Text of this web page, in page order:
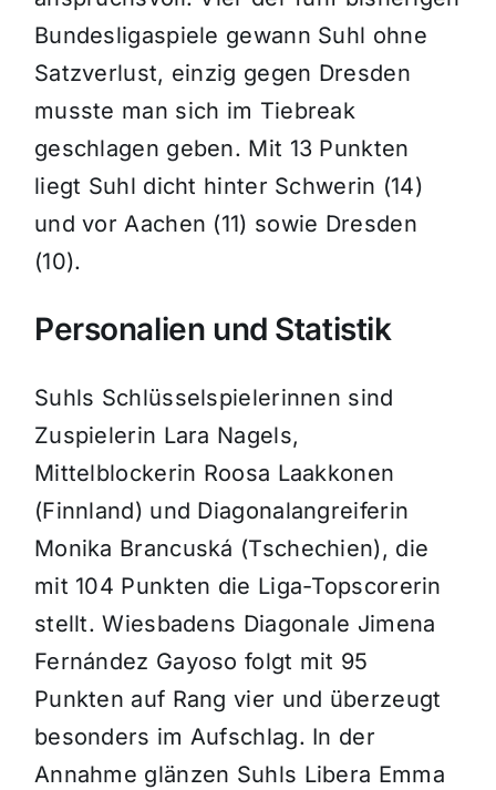
Bundesligaspiele gewann Suhl ohne
Satzverlust, einzig gegen Dresden
musste man sich im Tiebreak
geschlagen geben. Mit 13 Punkten
liegt Suhl dicht hinter Schwerin (14)
und vor Aachen (11) sowie Dresden
(10).
Personalien und Statistik
Suhls Schlüsselspielerinnen sind
Zuspielerin Lara Nagels,
Mittelblockerin Roosa Laakkonen
(Finnland) und Diagonalangreiferin
Monika Brancuská (Tschechien), die
mit 104 Punkten die Liga-Topscorerin
stellt. Wiesbadens Diagonale Jimena
Fernández Gayoso folgt mit 95
Punkten auf Rang vier und überzeugt
besonders im Aufschlag. In der
Annahme glänzen Suhls Libera Emma